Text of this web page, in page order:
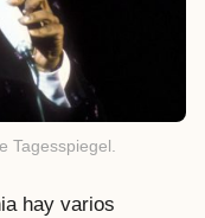
Tagesspiegel.
hay varios